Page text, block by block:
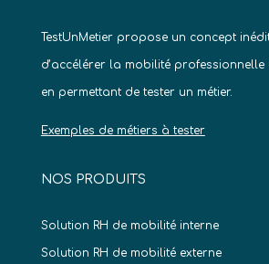
TestUnMetier propose un concept
d’accélérer la mobilité professionnelle
en permettant de tester un métier.
Exemples de métiers à tester
NOS PRODUITS
Solution RH de mobilité interne
Solution RH de mobilité externe